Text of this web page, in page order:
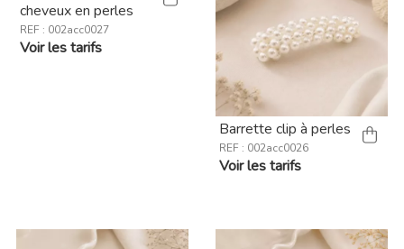
cheveux en perles
REF : 002acc0027
Voir les tarifs
Barrette clip à perles
REF : 002acc0026
Voir les tarifs